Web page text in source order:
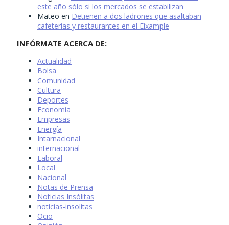
este año sólo si los mercados se estabilizan
Mateo en Detienen a dos ladrones que asaltaban
cafeterías y restaurantes en el Eixample
INFÓRMATE ACERCA DE:
Actualidad
Bolsa
Comunidad
Cultura
Deportes
Economía
Empresas
Energía
Intarnacional
internacional
Laboral
Local
Nacional
Notas de Prensa
Noticias Insólitas
noticias-insolitas
Ocio